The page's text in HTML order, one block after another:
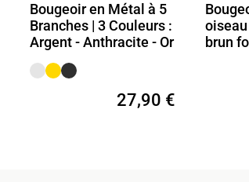
Bougeoir en Métal à 5
Branches | 3 Couleurs :
Argent - Anthracite - Or
27,90 €
brun